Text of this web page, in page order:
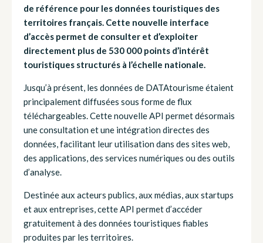
de référence pour les données touristiques des
territoires français. Cette nouvelle interface
d’accès permet de consulter et d’exploiter
directement plus de 530 000 points d’intérêt
touristiques structurés à l’échelle nationale.
Jusqu’à présent, les données de DATAtourisme étaient
principalement diffusées sous forme de flux
téléchargeables. Cette nouvelle API permet désormais
une consultation et une intégration directes des
données, facilitant leur utilisation dans des sites web,
des applications, des services numériques ou des outils
d’analyse.
Destinée aux acteurs publics, aux médias, aux startups
et aux entreprises, cette API permet d’accéder
gratuitement à des données touristiques fiables
produites par les territoires.